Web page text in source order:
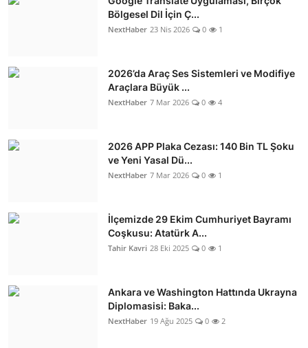
Bölgesel Dil İçin Ç...
NextHaber 23 Nis 2026 0 1
2026’da Araç Ses Sistemleri ve Modifiye
Araçlara Büyük ...
NextHaber 7 Mar 2026 0 4
2026 APP Plaka Cezası: 140 Bin TL Şoku
ve Yeni Yasal Dü...
NextHaber 7 Mar 2026 0 1
İlçemizde 29 Ekim Cumhuriyet Bayramı
Coşkusu: Atatürk A...
Tahir Kavri 28 Eki 2025 0 1
Ankara ve Washington Hattında Ukrayna
Diplomasisi: Baka...
NextHaber 19 Ağu 2025 0 2